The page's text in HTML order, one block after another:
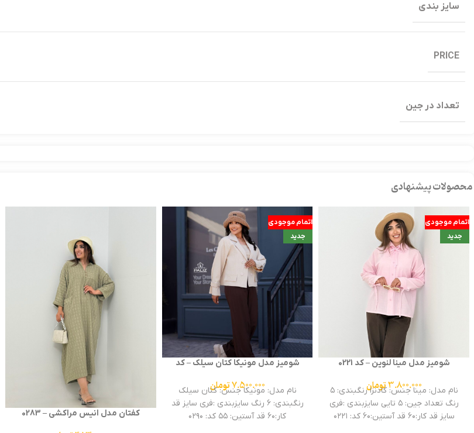
سایز بندی
PRICE
تعداد در جین
محصولات پیشنهادی
اتمام موجودی
جدید
شومیز مدل مینا لنوین – کد 0221
3.800.000تومان
نام مدل: مینا جنس: کادنزا رنگبندی: ۵
رنگ تعداد جین: ۵ تایی سایزبندی :فری
سایز قد کار:۶۰ قد آستین:۶۰ کد: ۰۲۲۱
اتمام موجودی
جدید
شومیز مدل مونیکا کتان سیلک – کد
7.500.000تومان
نام مدل: مونیکا جنس: کتان سیلک
رنگبندی: ۶ رنگ سایزبندی :فری سایز قد
کار:۶۰ قد آستین: ۵۵ کد: ۰۲۹۰
کفتان مدل انیس مراکشی – 0283